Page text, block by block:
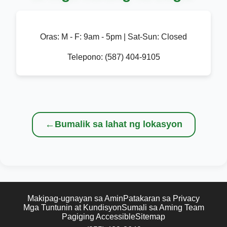
Oras: M - F: 9am - 5pm | Sat-Sun: Closed
Telepono: (587) 404-9105
← Bumalik sa lahat ng lokasyon
Makipag-ugnayan sa AminPatakaran sa Privacy
Mga Tuntunin at KundisyonSumali sa Aming Team
Pagiging AccessibleSitemap